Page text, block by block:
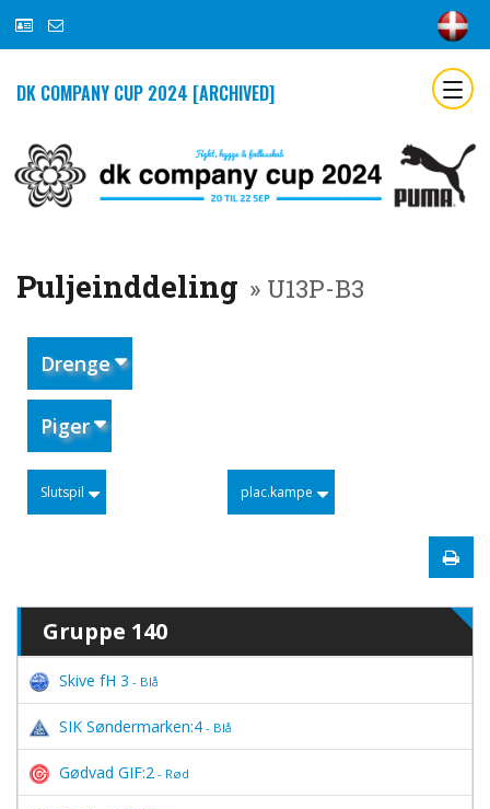
DK COMPANY CUP 2024 [ARCHIVED]
Puljeinddeling » U13P-B3
Drenge
Piger
Slutspil plac.kampe
Gruppe 140
Skive fH 3 - Blå
SIK Søndermarken:4 - Blå
Gødvad GIF:2 - Rød